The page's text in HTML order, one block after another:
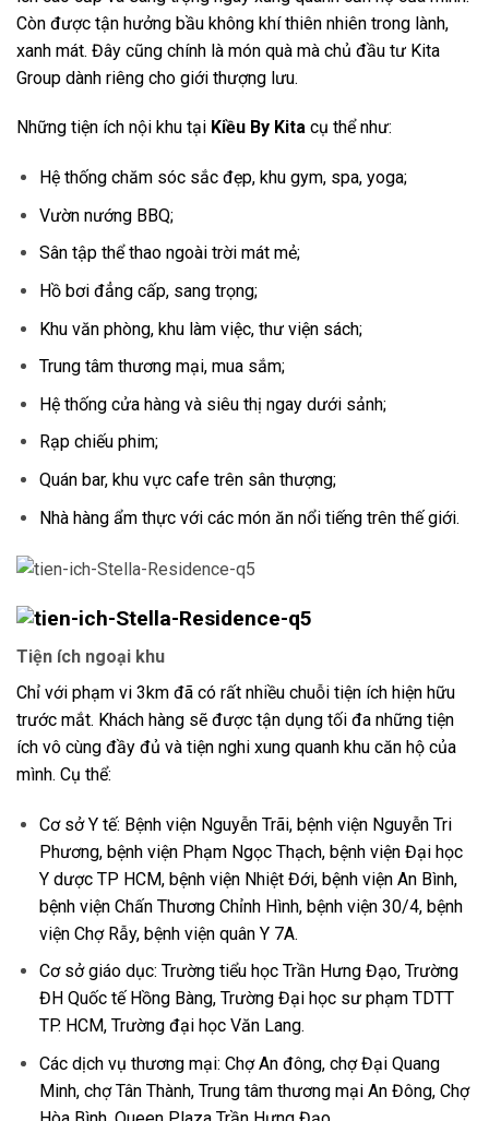
Còn được tận hưởng bầu không khí thiên nhiên trong lành,
xanh mát. Đây cũng chính là món quà mà chủ đầu tư Kita
Group dành riêng cho giới thượng lưu.
Những tiện ích nội khu tại Kiều By Kita cụ thể như:
Hệ thống chăm sóc sắc đẹp, khu gym, spa, yoga;
Vườn nướng BBQ;
Sân tập thể thao ngoài trời mát mẻ;
Hồ bơi đẳng cấp, sang trọng;
Khu văn phòng, khu làm việc, thư viện sách;
Trung tâm thương mại, mua sắm;
Hệ thống cửa hàng và siêu thị ngay dưới sảnh;
Rạp chiếu phim;
Quán bar, khu vực cafe trên sân thượng;
Nhà hàng ẩm thực với các món ăn nổi tiếng trên thế giới.
Tiện ích ngoại khu
Chỉ với phạm vi 3km đã có rất nhiều chuỗi tiện ích hiện hữu
trước mắt. Khách hàng sẽ được tận dụng tối đa những tiện
ích vô cùng đầy đủ và tiện nghi xung quanh khu căn hộ của
mình. Cụ thể:
Cơ sở Y tế: Bệnh viện Nguyễn Trãi, bệnh viện Nguyễn Tri
Phương, bệnh viện Phạm Ngọc Thạch, bệnh viện Đại học
Y dược TP HCM, bệnh viện Nhiệt Đới, bệnh viện An Bình,
bệnh viện Chấn Thương Chỉnh Hình, bệnh viện 30/4, bệnh
viện Chợ Rẫy, bệnh viện quân Y 7A.
Cơ sở giáo dục: Trường tiểu học Trần Hưng Đạo, Trường
ĐH Quốc tế Hồng Bàng, Trường Đại học sư phạm TDTT
TP. HCM, Trường đại học Văn Lang.
Các dịch vụ thương mại: Chợ An đông, chợ Đại Quang
Minh, chợ Tân Thành, Trung tâm thương mại An Đông, Chợ